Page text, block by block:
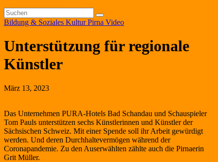
Bildung & Soziales KulturPirna Video
Unterstützung für regionale
Künstler
März 13, 2023
Das Unternehmen PURA-Hotels Bad Schandau und Schauspieler
Tom Pauls unterstützen sechs Künstlerinnen und Künstler der
Sächsischen Schweiz. Mit einer Spende soll ihr Arbeit gewürdigt
werden. Und deren Durchhaltevermögen während der
Coronapandemie. Zu den Auserwählten zählte auch die Pirnaerin
Grit Müller.